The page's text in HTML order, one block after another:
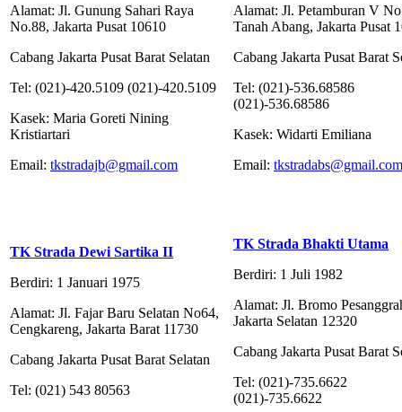
Alamat: Jl. Gunung Sahari Raya
No.88, Jakarta Pusat 10610
Cabang Jakarta Pusat Barat Selatan
Tel: (021)-420.5109 (021)-420.5109
Kasek: Maria Goreti Nining
Kristiartari
Email: tkstradajb@gmail.com
Alamat: Jl. Petamburan V
Tanah Abang, Jakarta Pusat
Cabang Jakarta Pusat Barat
Tel: (021)-536.68586
(021)-536.68586
Kasek: Widarti Emiliana
Email: tkstradabs@gmail.com
TK Strada Dewi Sartika II
Berdiri: 1 Januari 1975
Alamat: Jl. Fajar Baru Selatan No64,
Cengkareng, Jakarta Barat 11730
Cabang Jakarta Pusat Barat Selatan
Tel: (021) 543 80563
TK Strada Bhakti Utama
Berdiri: 1 Juli 1982
Alamat: Jl. Bromo
Jakarta Selatan 12320
Cabang Jakarta Pusat Barat
Tel: (021)-735.6622
(021)-735.6622